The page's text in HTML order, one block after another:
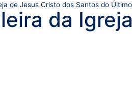
de Jesus Cristo dos Santos do
da